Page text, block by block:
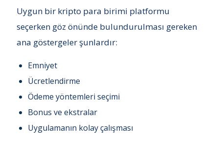
Uygun bir kripto para birimi platformu
seçerken göz önünde bulundurulması gereken
ana göstergeler şunlardır:
Emniyet
Ücretlendirme
Ödeme yöntemleri seçimi
Bonus ve ekstralar
Uygulamanın kolay çalışması